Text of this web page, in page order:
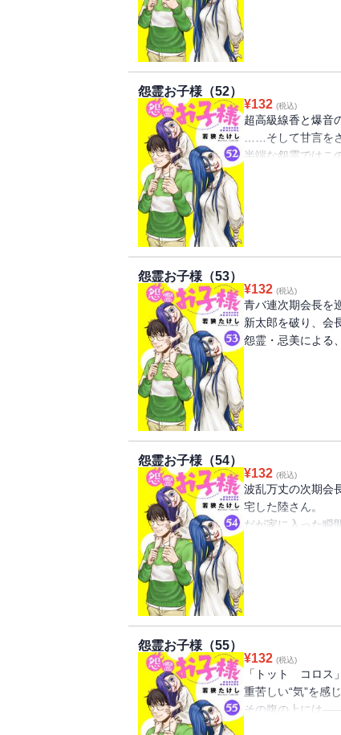
麗美さんさえも封
怨霊お子様（52）
¥132 (税込)
超高級線香と爆音
……そして甘言を
半端な怨霊ではこ
油断が成仏につな
怨霊お子様（53）
¥132 (税込)
青バ連次期会長を
新太郎を破り、会
怨霊・忌美による
怨霊お子様（54）
¥132 (税込)
波乱万丈の次期会
宅した陸さん。
だが家に入った瞬
怨霊お子様（55）
¥132 (税込)
「トット コロス」
重苦しい“気”を感
その腹の上には
二ノ瀬家に、いっ